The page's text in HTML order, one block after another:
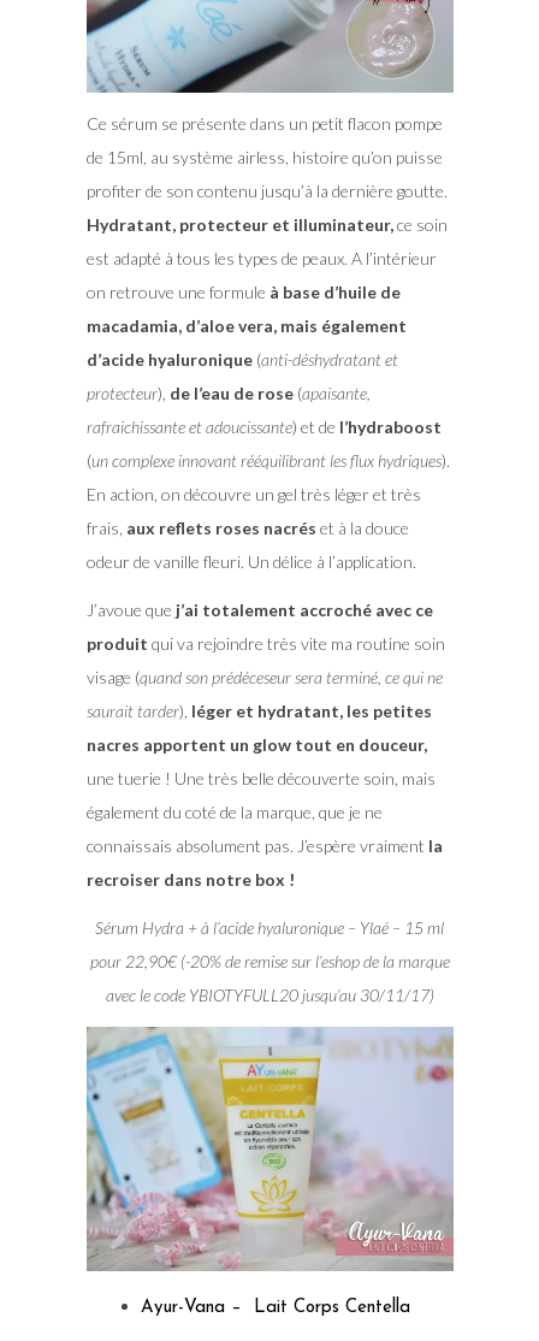
Ce sérum se présente dans un petit flacon pompe
de 15ml, au système airless, histoire qu’on puisse
profiter de son contenu jusqu’à la dernière goutte.
Hydratant, protecteur et illuminateur,ce soin
est adapté à tous les types de peaux. A l’intérieur
on retrouve une formule à base d’huile de
macadamia, d’aloe vera, mais également
d’acide hyaluronique(anti-déshydratant et
protecteur), de l’eau de rose(apaisante,
rafraichissante et adoucissante) et de l’hydraboost
(un complexe innovant rééquilibrant les flux hydriques).
En action, on découvre un gel très léger et très
frais, aux reflets roses nacrés et à la douce
odeur de vanille fleuri. Un délice à l’application.
J’avoue que j’ai totalement accroché avec ce
produit qui va rejoindre très vite ma routine soin
visage (quand son prédéceseur sera terminé, ce qui ne
saurait tarder), léger et hydratant, les petites
nacres apportent un glow tout en douceur,
une tuerie ! Une très belle découverte soin, mais
également du coté de la marque, que je ne
connaissais absolument pas. J’espère vraiment la
recroiser dans notre box !
Sérum Hydra + à l’acide hyaluronique – Ylaé – 15 ml
pour 22,90€ (-20% de remise sur l’eshop de la marque
avec le code YBIOTYFULL20 jusqu’au 30/11/17)
Ayur-Vana – Lait Corps Centella